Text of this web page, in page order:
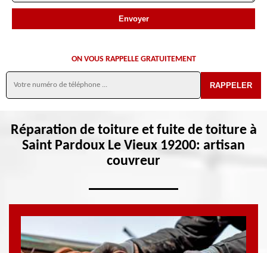
ON VOUS RAPPELLE GRATUITEMENT
Réparation de toiture et fuite de toiture à
Saint Pardoux Le Vieux 19200: artisan
couvreur